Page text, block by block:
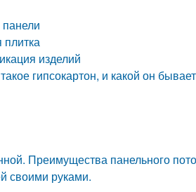
изделий
гипсокартон, и какой он бывает
Преимущества панельного
своими руками.